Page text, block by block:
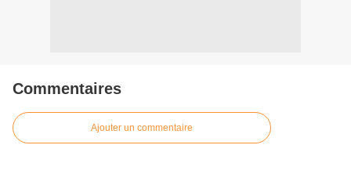
Commentaires
Ajouter un commentaire